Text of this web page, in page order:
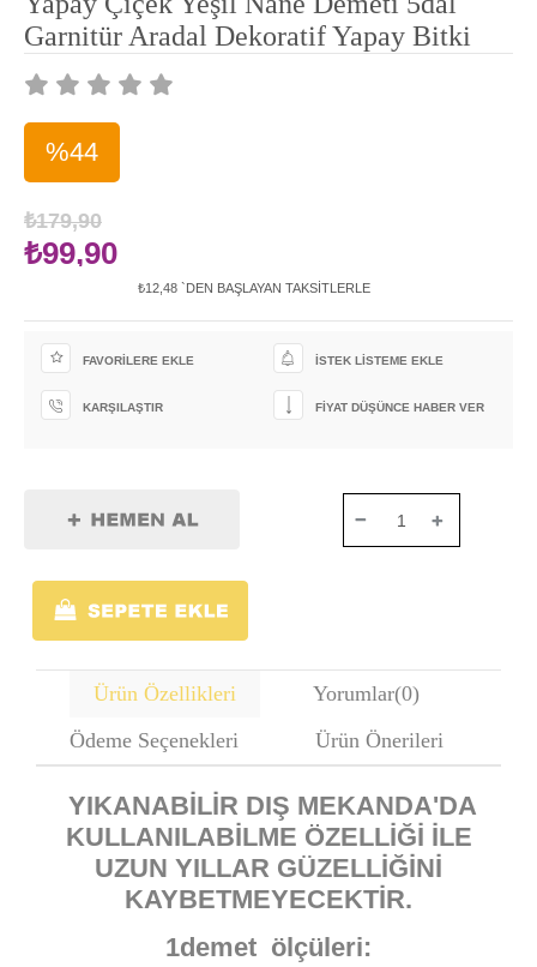
Garnitür Aradal Dekoratif Yapay Bitki
%44
İndirim
₺179,90
₺99,90
₺12,48 `DEN BAŞLAYAN TAKSITLERLE
FAVORILERE EKLE İSTEK LISTEME EKLE
KARŞILAŞTIR FIYAT DÜŞÜNCE HABER VER
Ürün Özellikleri Yorumlar(0)
Ödeme Seçenekleri
Ürün Önerileri
YIKANABİLİR DIŞ MEKANDA'DA
KULLANILABİLME ÖZELLİĞİ İLE
UZUN YILLAR GÜZELLİĞİNİ
KAYBETMEYECEKTİR.
1demet ölçüleri: